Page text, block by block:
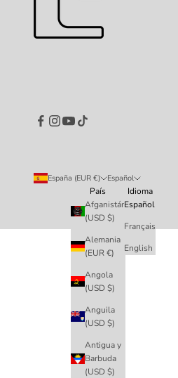
España (EUR €)
País
Afganistán
(USD $)
Alemania
(EUR €)
Angola
(USD $)
Anguila
(USD $)
Antigua y
Barbuda
(USD $)
Español
Idioma
Español
Français
English